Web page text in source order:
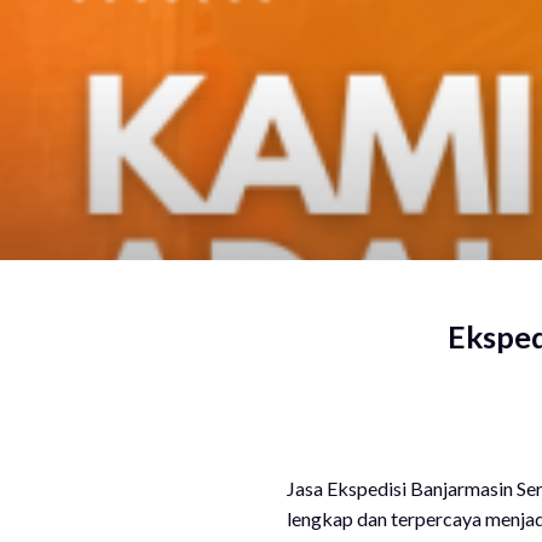
Jasa Ekspedisi Banjarmasin
lengkap dan terpercaya